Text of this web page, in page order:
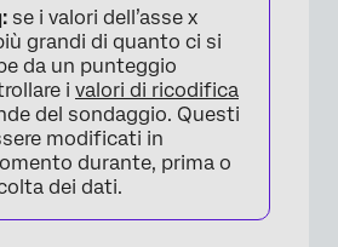
se i valori dell’asse x
grandi di quanto ci si
da un punteggio
i valori di ricodifica
del sondaggio. Questi
modificati in
durante, prima o
dei dati.